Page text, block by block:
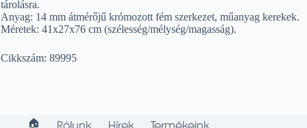
tárolásra.
Anyag: 14 mm átmérőjű krómozott fém szerkezet, műanyag kerekek.
Méretek: 41x27x76 cm (szélesség/mélység/magasság).
Cikkszám: 89995
🏠︎ Rólunk Hírek Termékeink